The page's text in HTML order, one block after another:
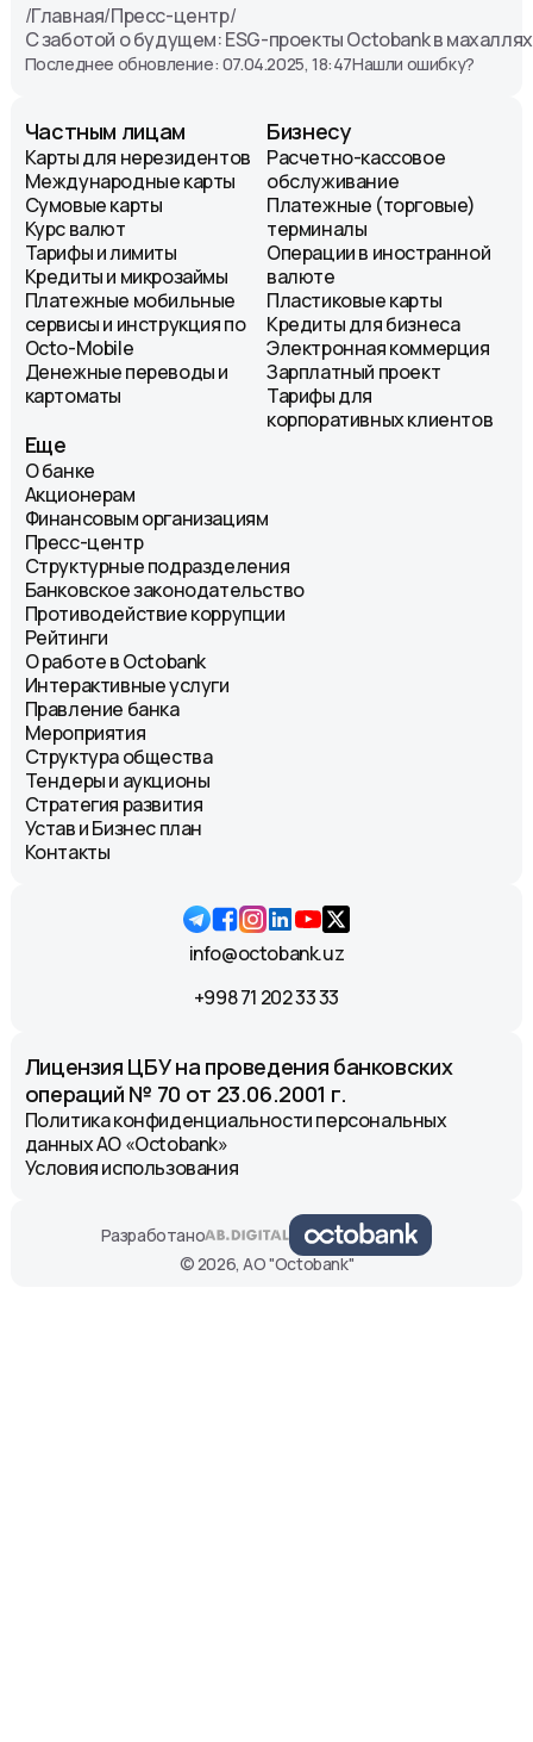
/Главная/Пресс-центр/
С заботой о будущем: ESG-проекты Octobank в
Последнее обновление: 07.04.2025, 18:47Нашли ошибку?
Частным лицам
Карты для нерезидентов
Международные карты
Сумовые карты
Курс валют
Тарифы и лимиты
Кредиты и микрозаймы
Платежные мобильные
сервисы и инструкция по
Octo-Mobile
Денежные переводы и
картоматы
Бизнесу
Расчетно-кассовое
обслуживание
Платежные (торговые)
терминалы
Операции в иностранной
валюте
Пластиковые карты
Кредиты для бизнеса
Электронная коммерция
Зарплатный проект
Тарифы для
корпоративных клиентов
Еще
О банке
Акционерам
Финансовым организациям
Пресс-центр
Структурные подразделения
Банковское законодательство
Противодействие коррупции
Рейтинги
О работе в Octobank
Интерактивные услуги
Правление банка
Мероприятия
Структура общества
Тендеры и аукционы
Стратегия развития
Устав и Бизнес план
Контакты
info@octobank.uz
+998 71 202 33 33
Лицензия ЦБУ на проведения банковских
операций № 70 от 23.06.2001 г.
Политика конфиденциальности персональных
данных АО «Octobank»
Условия использования
Разработано
© 2026, АО "Octobank"